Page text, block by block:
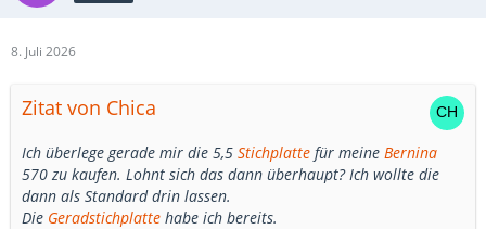
8. Juli 2026
Zitat von Chica
Ich überlege gerade mir die 5,5 Stichplatte für meine Bernina
570 zu kaufen. Lohnt sich das dann überhaupt? Ich wollte die
dann als Standard drin lassen.
Die Geradstichplatte habe ich bereits.